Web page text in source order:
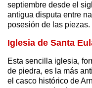
septiembre desde el
antigua disputa entre
posesión de las piezas.
Iglesia de Santa
Esta sencilla iglesia,
de piedra, es la más
el casco histórico de